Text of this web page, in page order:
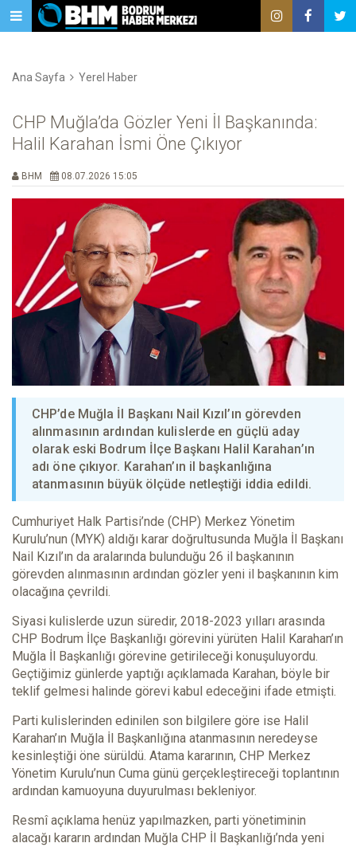
Ana Sayfa Yerel Haber
CHP Muğla’da Gözler Yeni İl Başkanında:
Halil Karahan İsmi Öne Çıkıyor
BHM 08.07.2026 15:05
CHP’de Muğla İl Başkanı Nail Kızıl’ın görevden
alınmasının ardından kulislerde en güçlü aday
olarak eski Bodrum İlçe Başkanı Halil Karahan’ın
adı öne çıkıyor. Karahan’ın il başkanlığına
atanmasının büyük ölçüde netleştiği iddia edildi.
Cumhuriyet Halk Partisi’nde (CHP) Merkez Yönetim
Kurulu’nun (MYK) aldığı karar doğrultusunda Muğla İl Başkanı
Nail Kızıl’ın da aralarında bulunduğu 26 il başkanının
görevden alınmasının ardından gözler yeni il başkanının kim
olacağına çevrildi.
Siyasi kulislerde uzun süredir, 2018-2023 yılları arasında
CHP Bodrum İlçe Başkanlığı görevini yürüten Halil Karahan’ın
Muğla İl Başkanlığı görevine getirileceği konuşuluyordu.
Geçtiğimiz günlerde yaptığı açıklamada Karahan, böyle bir
teklif gelmesi halinde görevi kabul edeceğini ifade etmişti.
Parti kulislerinden edinilen son bilgilere göre ise Halil
Karahan’ın Muğla İl Başkanlığına atanmasının neredeyse
kesinleştiği öne sürüldü. Atama kararının, CHP Merkez
Yönetim Kurulu’nun Cuma günü gerçekleştireceği toplantının
ardından kamuoyuna duyurulması bekleniyor.
Resmî açıklama henüz yapılmazken, parti yönetiminin
alacağı kararın ardından Muğla CHP İl Başkanlığı’nda yeni